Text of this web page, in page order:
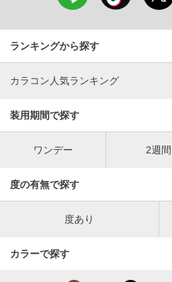
ランキングから探す
カラコン人気ランキング
装用期間で探す
ワンデー 2週間
度の有無で探す
度あり
カラーで探す